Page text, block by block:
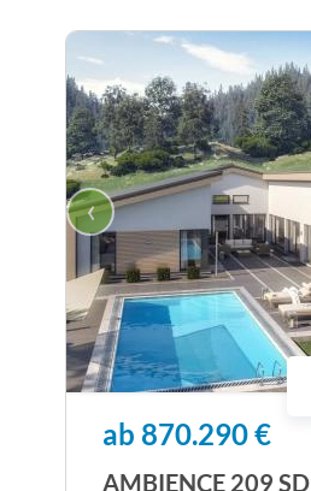
‹
ab 870.290 €
AMBIENCE 209 SD